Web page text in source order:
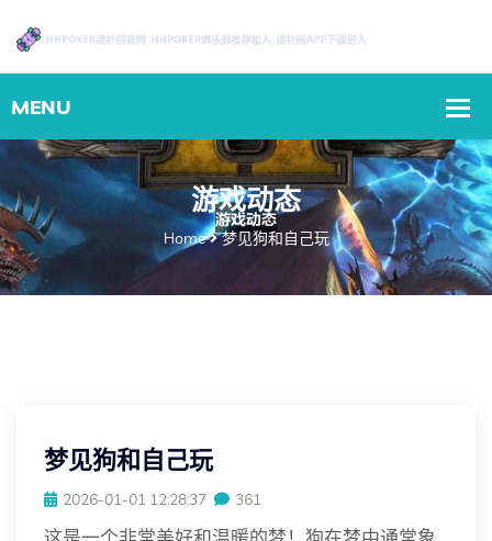
游戏动态
Home 梦见狗和自己玩
梦见狗和自己玩
2026-01-01 12:28:37 361